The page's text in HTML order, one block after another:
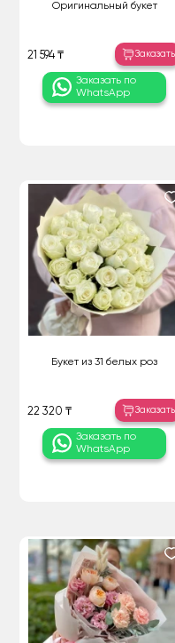
Оригинальный букет
21 594 ₸ Заказать
Заказать по
WhatsApp
Букет из 31 белых роз
22 320 ₸ Заказать
Заказать по
WhatsApp